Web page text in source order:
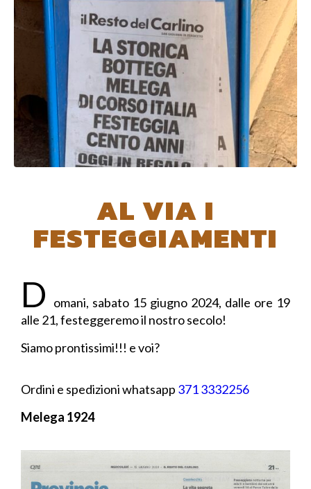
AL VIA I
FESTEGGIAMENTI
D omani, sabato 15 giugno 2024, dalle ore 19
alle 21, festeggeremo il nostro secolo!
Siamo prontissimi!!! e voi?
Ordini e spedizioni whatsapp 371 3332256
Melega 1924